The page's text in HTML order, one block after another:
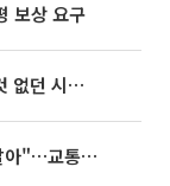
보상 요구
임영웅, 어느덧 데뷔 10주년⋯"가진 것 없던 시절, 내 앞엔 20명의 팬뿐"
'굿 윌 헌팅' 배우 "기아 EV2 덕분에 살아"…교통사고 후 안전성 극찬